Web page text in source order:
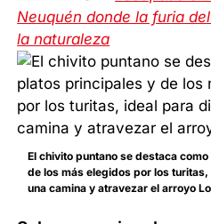
Neuquén donde la furia
la naturaleza
El chivito puntano se destaca
de los más elegidos por los
una camina y atravezar el arroyo